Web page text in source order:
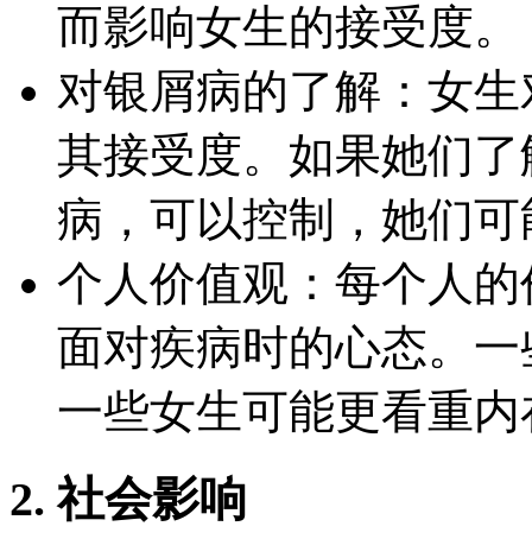
而影响女生的接受度。
对银屑病的了解：女
其接受度。如果她们
病，可以控制，她们
个人价值观：每个人
面对疾病时的心态。
一些女生可能更看重
2. 社会影响